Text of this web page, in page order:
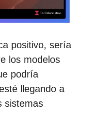
positivo, sería
los modelos
podría
llegando a
sistemas